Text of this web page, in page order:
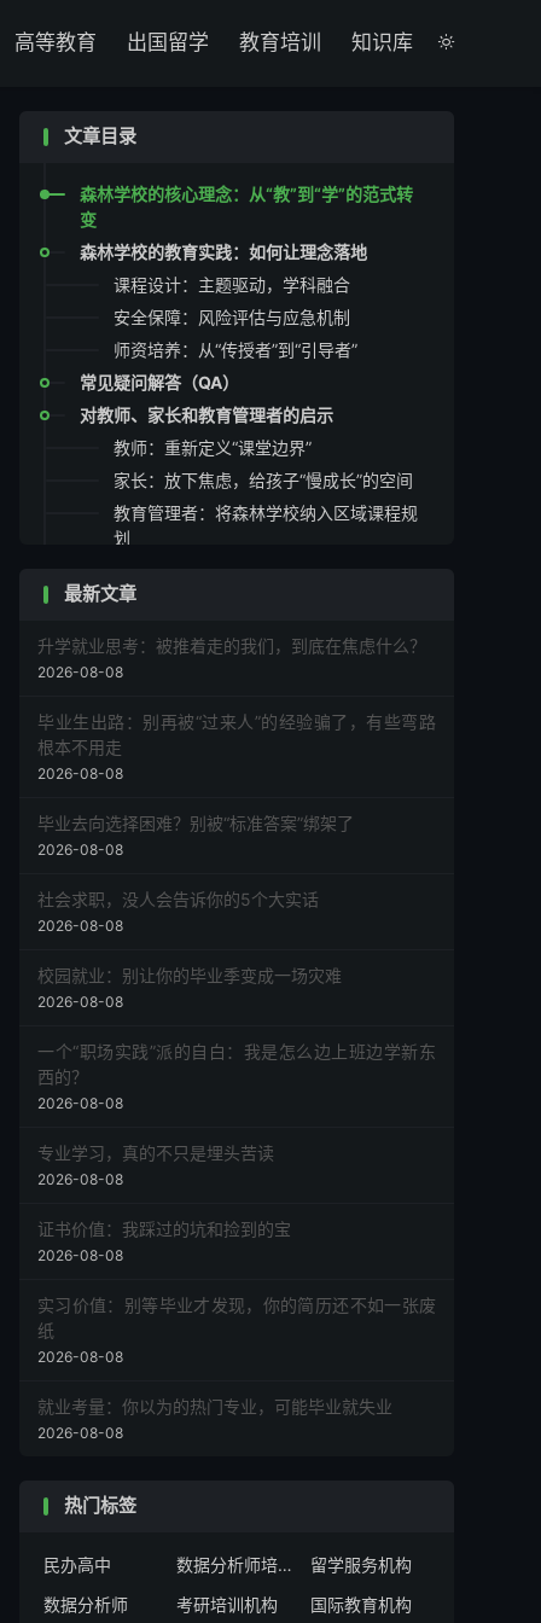

高等教育 出国留学 教育培训 知识库
文章目录
森林学校的核心理念：从“教”到“学”的范式转
变
森林学校的教育实践：如何让理念落地
课程设计：主题驱动，学科融合
安全保障：风险评估与应急机制
师资培养：从“传授者”到“引导者”
常见疑问解答（QA）
对教师、家长和教育管理者的启示
教师：重新定义“课堂边界”
家长：放下焦虑，给孩子“慢成长”的空间
教育管理者：将森林学校纳入区域课程规
划
最新文章
升学就业思考：被推着走的我们，到底在焦虑什么？
2026-08-08
毕业生出路：别再被“过来人”的经验骗了，有些弯路
根本不用走
2026-08-08
毕业去向选择困难？别被“标准答案”绑架了
2026-08-08
社会求职，没人会告诉你的5个大实话
2026-08-08
校园就业：别让你的毕业季变成一场灾难
2026-08-08
一个“职场实践”派的自白：我是怎么边上班边学新东
西的？
2026-08-08
专业学习，真的不只是埋头苦读
2026-08-08
证书价值：我踩过的坑和捡到的宝
2026-08-08
实习价值：别等毕业才发现，你的简历还不如一张废
纸
2026-08-08
就业考量：你以为的热门专业，可能毕业就失业
2026-08-08
热门标签
民办高中 数据分析师培训机构
留学服务机构
数据分析师
考研培训机构 国际教育机构